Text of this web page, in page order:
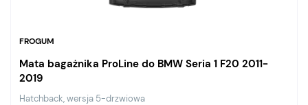
FROGUM
Mata bagażnika ProLine do BMW Seria 1 F20 2011-
2019
Hatchback, wersja 5-drzwiowa